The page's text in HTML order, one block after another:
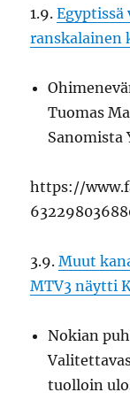
1.9.
ranskalainen
Tuomas
Sanomista
https://
3.9.Muut
MTV3 näytti
Nokian
tuolloin